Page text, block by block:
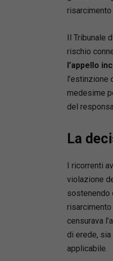
risarcimento
Il Tribunale
rischio
l’appello
l’estinzione
medesime
del
La
I ricorrenti
violazione
sostenendo
censurava
di erede,
applicabile.